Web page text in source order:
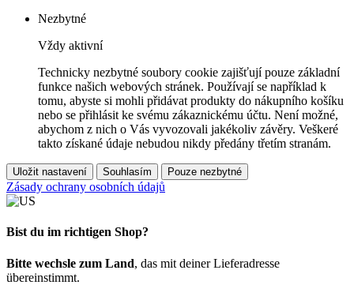
Nezbytné
Vždy aktivní
Technicky nezbytné soubory cookie zajišťují pouze základní
funkce našich webových stránek. Používají se například k
tomu, abyste si mohli přidávat produkty do nákupního košíku
nebo se přihlásit ke svému zákaznickému účtu. Není možné,
abychom z nich o Vás vyvozovali jakékoliv závěry. Veškeré
takto získané údaje nebudou nikdy předány třetím stranám.
Uložit nastavení Souhlasím Pouze nezbytné
Zásady ochrany osobních údajů
Bist du im richtigen Shop?
Bitte wechsle zum Land, das mit deiner Lieferadresse
übereinstimmt.